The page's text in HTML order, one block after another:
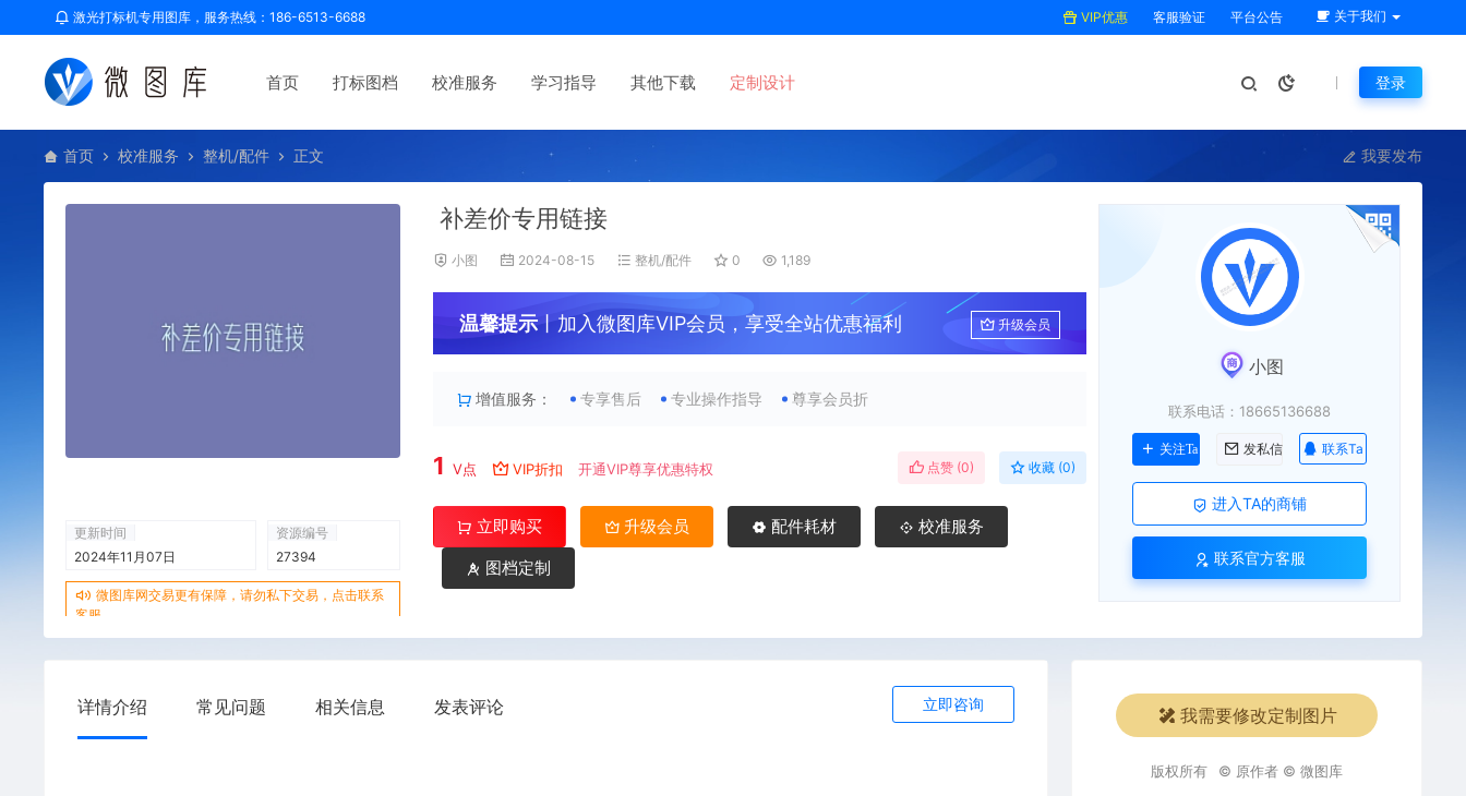
激光打标机专用图库，服务热线：186-6513-6688 VIP优惠 客服验证 平台公告 关于我们
首页 打标图档 校准服务 学习指导 其他下载 定制设计 登录
首页 校准服务 整机/配件 正文 我要发布
更新时间
2024年11月07日
资源编号
27394
微图库网交易更有保障，请勿私下交易，点击联系
客服
补差价专用链接
小图 2024-08-15 整机/配件 0 1,189
温馨提示丨加入微图库VIP会员，享受全站优惠福利 升级会员
增值服务： 专享售后 专业操作指导 尊享会员折
1 V点 VIP折扣 开通VIP尊享优惠特权 点赞 (0) 收藏 (0)
立即购买 升级会员 配件耗材
校准服务
图档定制
小图
联系电话：18665136688
关注Ta 发私信 联系Ta
进入TA的商铺
联系官方客服
详情介绍 常见问题 相关信息 发表评论 立即咨询
我需要修改定制图片
版权所有 © 原作者 © 微图库